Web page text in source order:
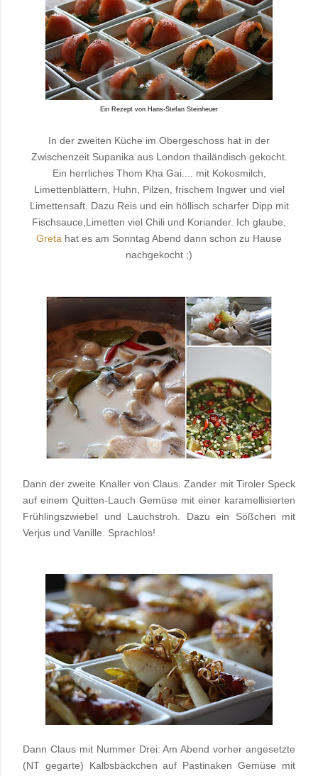
Ein Rezept von Hans-Stefan Steinheuer
In der zweiten Küche im Obergeschoss hat in der
Zwischenzeit Supanika aus London thailändisch gekocht.
Ein herrliches Thom Kha Gai.... mit Kokosmilch,
Limettenblättern, Huhn, Pilzen, frischem Ingwer und viel
Limettensaft. Dazu Reis und ein höllisch scharfer Dipp mit
Fischsauce,Limetten viel Chili und Koriander. Ich glaube,
Greta hat es am Sonntag Abend dann schon zu Hause
nachgekocht ;)
Dann der zweite Knaller von Claus. Zander mit Tiroler Speck
auf einem Quitten-Lauch Gemüse mit einer karamellisierten
Frühlingszwiebel und Lauchstroh. Dazu ein Sößchen mit
Verjus und Vanille. Sprachlos!
Dann Claus mit Nummer Drei: Am Abend vorher angesetzte
(NT gegarte) Kalbsbäckchen auf Pastinaken Gemüse mit